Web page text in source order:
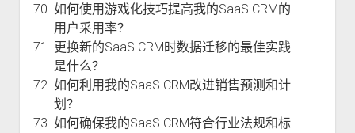
如何使用游戏化技巧提高我的SaaS CRM的
用户采用率？
更换新的SaaS CRM时数据迁移的最佳实践
是什么？
如何利用我的SaaS CRM改进销售预测和计
划？
如何确保我的SaaS CRM符合行业法规和标